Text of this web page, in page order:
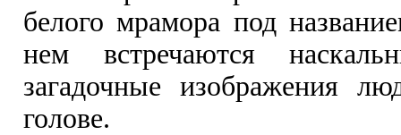
белого мрамора под
нем встречаются
загадочные изображения
голове.